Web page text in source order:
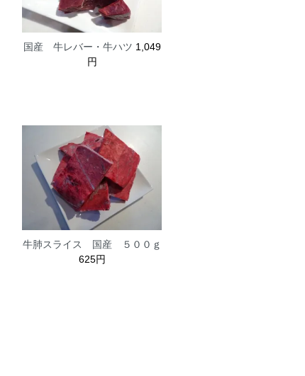
国産 牛レバー・牛ハツ 1,049
円
牛肺スライス 国産 ５００ｇ
625円